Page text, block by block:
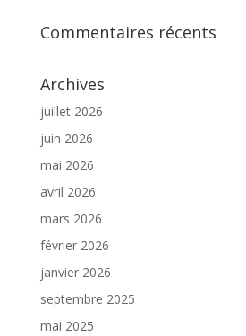
Commentaires récents
Archives
juillet 2026
juin 2026
mai 2026
avril 2026
mars 2026
février 2026
janvier 2026
septembre 2025
mai 2025